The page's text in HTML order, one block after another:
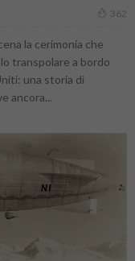
362
la cerimonia che
transpolare a bordo
una storia di
ancora...